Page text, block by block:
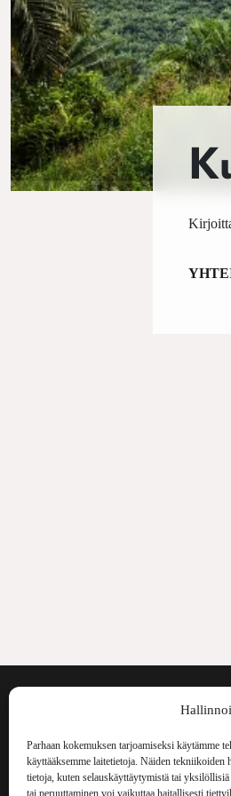
Parhaan kokemuksen tarjoamiseksi käytämme
käyttääksemme laitetietoja. Näiden
tietoja, kuten selauskäyttäytymistä tai
tai peruuttaminen voi vaikuttaa haitallisesti
Voima Kustannus
Vellamonkatu 30 B 3 krs.